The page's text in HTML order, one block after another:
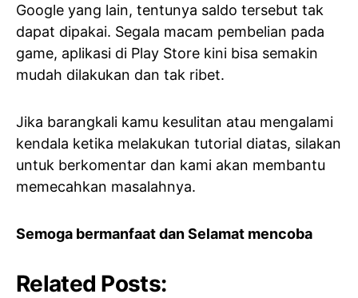
Google yang lain, tentunya saldo tersebut tak
dapat dipakai. Segala macam pembelian pada
game, aplikasi di Play Store kini bisa semakin
mudah dilakukan dan tak ribet.
Jika barangkali kamu kesulitan atau mengalami
kendala ketika melakukan tutorial diatas, silakan
untuk berkomentar dan kami akan membantu
memecahkan masalahnya.
Semoga bermanfaat dan Selamat mencoba
Related Posts: